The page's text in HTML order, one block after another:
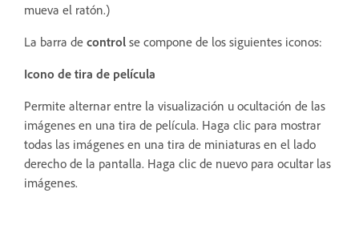
mueva el ratón.)
La barra de control se compone de los siguientes iconos:
Icono de tira de película
Permite alternar entre la visualización u ocultación de las
imágenes en una tira de película. Haga clic para mostrar
todas las imágenes en una tira de miniaturas en el lado
derecho de la pantalla. Haga clic de nuevo para ocultar las
imágenes.